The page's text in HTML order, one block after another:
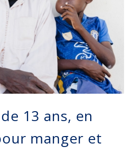
13 ans, en
manger et